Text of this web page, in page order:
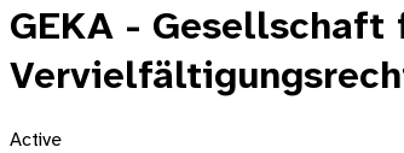
GEKA -
Active